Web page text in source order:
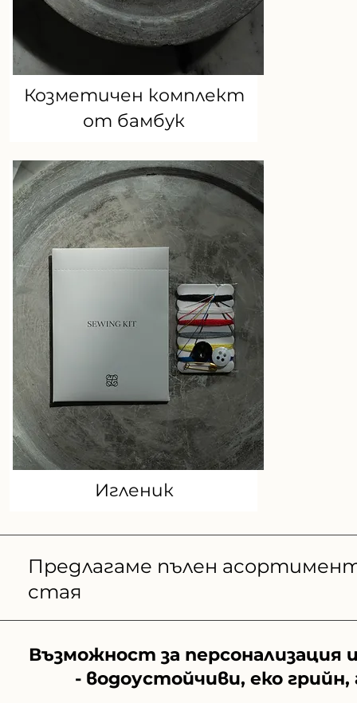
Козметичен комплект
от бамбук
Игленик
Предлагаме пълен
стая
Възможност за персонализация
- водоустойчиви, еко